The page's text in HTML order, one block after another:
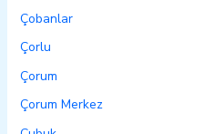
Çobanlar
Çorlu
Çorum
Çorum Merkez